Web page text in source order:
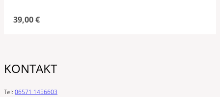
39,00€
KONTAKT
Tel: 06571 1456603